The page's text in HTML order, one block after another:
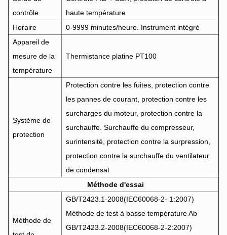
contrôle
haute température
Horaire
0-9999 minutes/heure. Instrument intégré
Appareil de
mesure de la
température
Thermistance platine PT100
Système de
protection
Protection contre les fuites, protection contre
les pannes de courant, protection contre les
surcharges du moteur, protection contre la
surchauffe. Surchauffe du compresseur,
surintensité, protection contre la surpression,
protection contre la surchauffe du ventilateur
de condensat
Méthode d'essai
Méthode de
GB/T2423.1-2008(IEC60068-2- 1:2007)
Méthode de test à basse température Ab
GB/T2423.2-2008(IEC60068-2-2:2007)